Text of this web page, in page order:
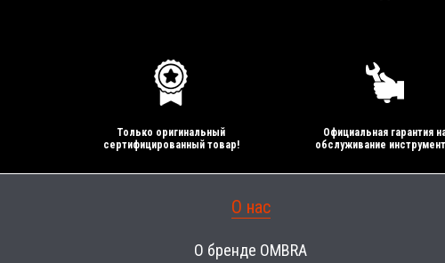
Только оригинальный
сертифицированный товар!
Официальная гарантия
обслуживание
О нас
О бренде OMBRA